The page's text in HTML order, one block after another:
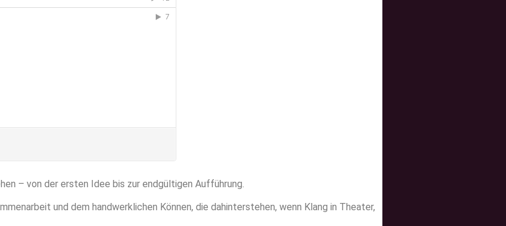
– von der ersten Idee bis zur endgültigen Aufführung.
und dem handwerklichen Können, die dahinterstehen, wenn Klang in Theater,